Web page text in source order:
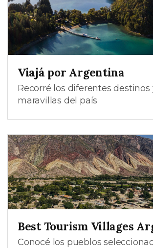
Viajá por Argentina
Recorré los diferentes destinos
maravillas del país
Best Tourism Villages
Conocé los pueblos